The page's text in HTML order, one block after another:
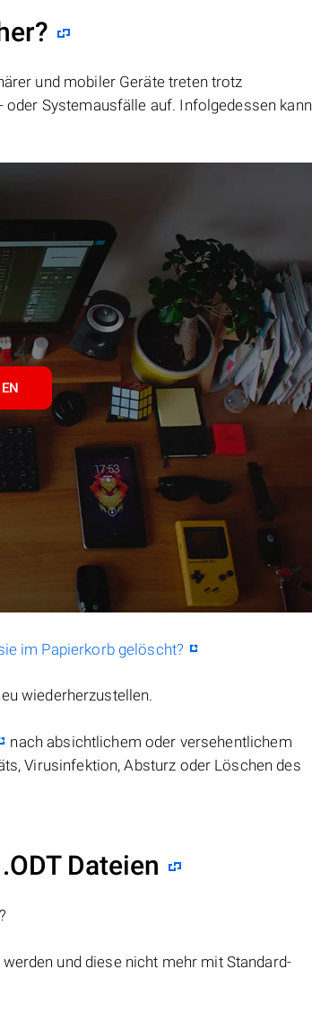
und mobiler Geräte treten trotz
oder Systemausfälle auf. Infolgedessen kann
im Papierkorb gelöscht?
wiederherzustellen.
nach absichtlichem oder versehentlichem
Virusinfektion, Absturz oder Löschen des
Dateien
und diese nicht mehr mit Standard-